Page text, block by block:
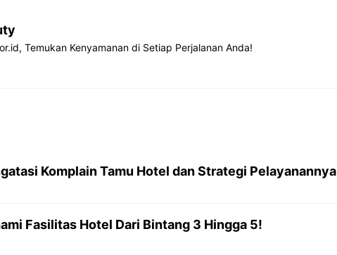
Temukan Kenyamanan di Setiap Perjalanan Anda!
Komplain Tamu Hotel dan Strategi Pelayanannya
Fasilitas Hotel Dari Bintang 3 Hingga 5!